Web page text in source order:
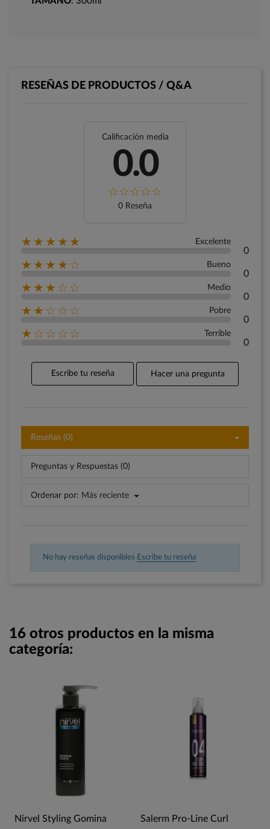
RESEÑAS DE PRODUCTOS / Q&A
Calificación media
0.0
0 Reseña
★★★★★ Excelente
0
★★★★☆ Bueno
0
★★★☆☆ Medio
0
★★☆☆☆ Pobre
0
★☆☆☆☆ Terrible
0
Escribe tu reseña Hacer una pregunta
Reseñas (0)
Preguntas y Respuestas (0)
Ordenar por: Más reciente
No hay reseñas disponibles Escribe tu reseña
16 otros productos en la misma
categoría:
Nirvel Styling Gomina
Salerm Pro-Line Curl